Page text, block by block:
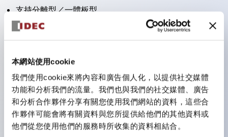
本網站使用cookie
我們使用cookie來將內容和廣告個人化，以提供社交媒體
功能和分析我們的流量。我們也與我們的社交媒體、廣告
和分析合作夥伴分享有關您使用我們網站的資料，這些合
作夥伴可能會將有關資料與您所提供給他們的其他資料或
他們從您使用他們的服務時所收集的資料相結合。
支持分離型／一體板型
豐富的顏色變化
也提供可標記的照光鏡片類型（非照光）
提供2檔、3檔、照光型、帶鎖選擇開關以及蜂鳴器、撥
優異的防水性能。保護結構IP65
按鈕開關、選擇開關、帶鎖選擇開關最大支持3c接點。
LED照光帶來明亮且鮮明的照光面
可用專用配件輕鬆更換為Φ22閃光輪廓型